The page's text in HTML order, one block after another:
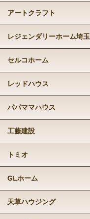
アートクラフト
レジェンダリーホーム埼玉
セルコホーム
レッドハウス
パパママハウス
工藤建設
トミオ
GLホーム
天草ハウジング